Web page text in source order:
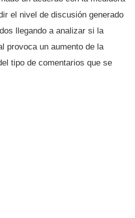
el nivel de discusión generado
llegando a analizar si la
provoca un aumento de la
tipo de comentarios que se